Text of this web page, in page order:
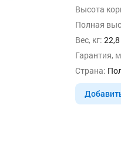
Высота
Полная
Вес, кг: 22,8
Гарантия,
Страна: